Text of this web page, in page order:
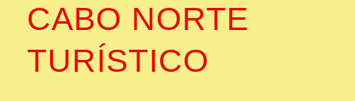
CABO NORTE
TURÍSTICO